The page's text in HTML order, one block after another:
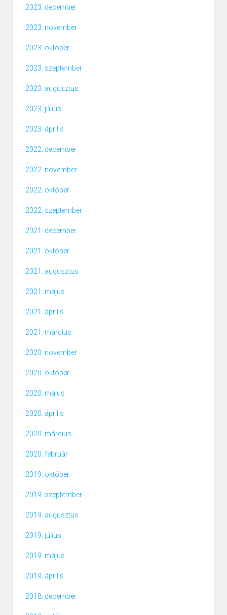
2023. december
2023. november
2023. október
2023. szeptember
2023. augusztus
2023. július
2023. április
2022. december
2022. november
2022. október
2022. szeptember
2021. december
2021. október
2021. augusztus
2021. május
2021. április
2021. március
2020. november
2020. október
2020. május
2020. április
2020. március
2020. február
2019. október
2019. szeptember
2019. augusztus
2019. július
2019. május
2019. április
2018. december